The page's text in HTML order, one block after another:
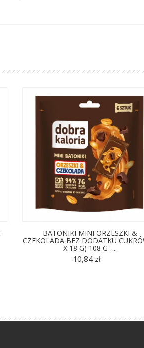
BATONIKI MINI ORZESZKI &
CZEKOLADA BEZ DODATKU
X 18 G) 108 G -...
10,84 zł